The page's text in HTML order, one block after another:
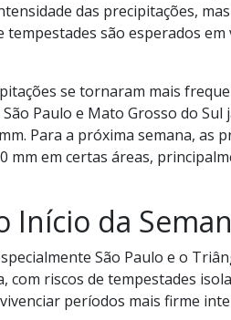
das precipitações,
são esperados em
se tornaram mais
Paulo e Mato Grosso do Sul
Para a próxima semana, as
mm em certas áreas,
Início da
São Paulo e o
riscos de tempestades
períodos mais firme